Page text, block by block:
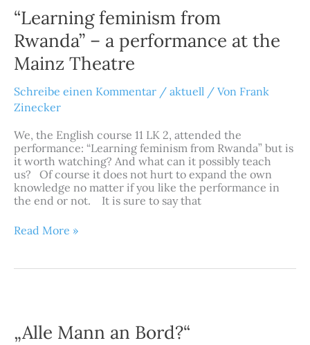
“Learning feminism from
Rwanda” – a performance at the
Mainz Theatre
Schreibe einen Kommentar / aktuell / Von Frank
Zinecker
We, the English course 11 LK 2, attended the
performance: “Learning feminism from Rwanda” but is
it worth watching? And what can it possibly teach
us? Of course it does not hurt to expand the own
knowledge no matter if you like the performance in
the end or not. It is sure to say that
from
Rwanda”
–
a
performance
at
the
Mainz
Theatre
Read More »
„Alle Mann an Bord?“
Bord?“